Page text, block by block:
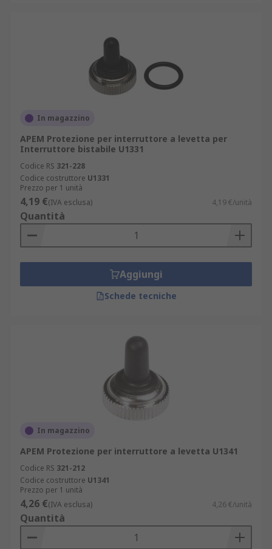
In magazzino
APEM Protezione per interruttore a levetta per
Interruttore bistabile U1331
Codice RS 321-228
Codice costruttore U1331
Prezzo per 1 unità
4,19 €(IVA esclusa) 4,19 €/unità
Quantità
Aggiungi
Schede tecniche
In magazzino
APEM Protezione per interruttore a levetta U1341
Codice RS 321-212
Codice costruttore U1341
Prezzo per 1 unità
4,26 €(IVA esclusa) 4,26 €/unità
Quantità